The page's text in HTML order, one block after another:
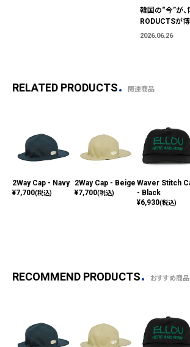
韓国の“今”が
RODUCTSが
2026.06.26
RELATED PRODUCTS 関連商品
2Way Cap - Navy
¥7,700(税込)
2Way Cap - Beige
¥7,700(税込)
Waver Stitch
- Black
¥6,930(税込)
RECOMMEND PRODUCTS おすすめ商品